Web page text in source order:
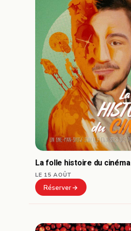
La folle histoire du cinéma
LE 15 AOÛT
Réserver